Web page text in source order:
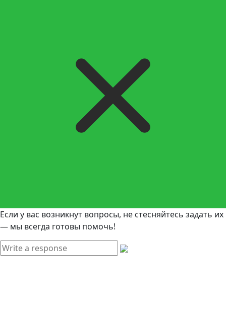
Если у вас возникнут вопросы, не стесняйтесь задать их
— мы всегда готовы помочь!